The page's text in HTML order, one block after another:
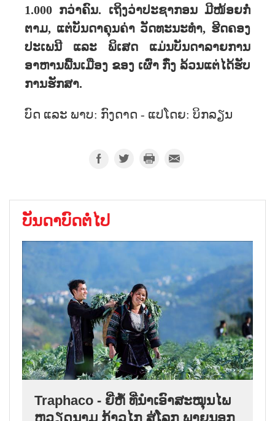
1.000 ກວ່າ​ຄົນ. ​ເຖິງ​ວ່າ​ປະຊາກອນ​ ມີ​ໜ້ອຍ​ກໍ່
ຕາມ, ​ແຕ່​ບັນດາ​ຄຸນຄ່າ​ ວັດທະນະທຳ, ຮີດຄອງ​
ປະ​ເພນີ ​ແລະ ພິ​ເສດ​ ແມ່ນ​ບັນດາລາຍການ
ອາຫານ​ພື້ນ​ເມືອງ​ ຂອງ​ ​ເຜົ່າ​ ກົ໋ງ ລ້ວນ​ແຕ່​ໄດ້​ຮັບ​
ການ​ຮັກສາ.
ບົດ ແລະ ພາບ: ກົງດາດ - ແປໂດຍ: ບິກລຽນ
ບັນດາບົດຕໍ່ໄປ
Traphaco - ຍີ່ຫໍ້ ທີ່ນຳເອົາສະໝຸນໄພ
ຫວຽດນາມ ກ້າວໄກ ສູ່ໂລກ ພາຍນອກ